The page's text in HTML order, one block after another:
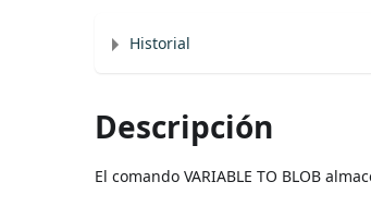
Historial
Descripción
El comando VARIABLE TO BLOB